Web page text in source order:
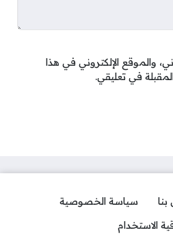
والموقع الإلكتروني في هذا
في تعليقي.
سياسة الخصوصية
الاستخدام